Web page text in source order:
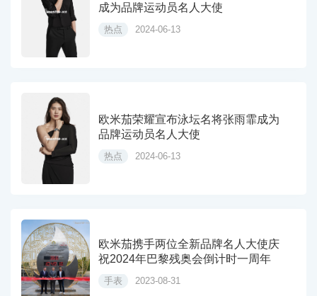
成为品牌运动员名人大使
热点 2024-06-13
欧米茄荣耀宣布泳坛名将张雨霏成为
品牌运动员名人大使
热点 2024-06-13
欧米茄携手两位全新品牌名人大使庆
祝2024年巴黎残奥会倒计时一周年
手表 2023-08-31